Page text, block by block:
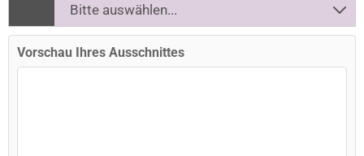
Vorschau Ihres Ausschnittes